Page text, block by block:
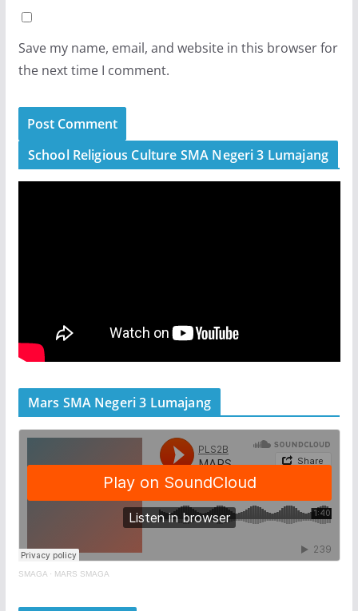
Save my name, email, and website in this browser for
the next time I comment.
School Religious Culture SMA Negeri 3 Lumajang
Mars SMA Negeri 3 Lumajang
SMAGA· MARS SMAGA